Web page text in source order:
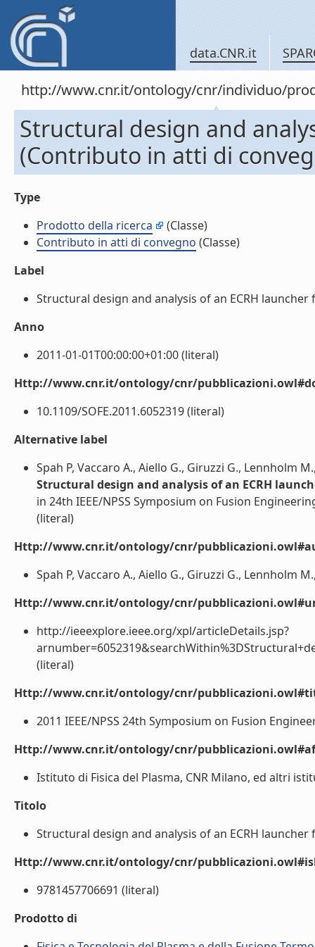
data.CNR.it
http://www.cnr.it/ontology/cnr/individuo/
Structural design and
(Contributo in atti di
Type
Prodotto della ricerca
(Classe)
Contributo in atti di convegno (Classe)
Label
Structural design and analysis of an ECRH
Anno
2011-01-01T00:00:00+01:00 (literal)
Http://www.cnr.it/ontology/cnr/
10.1109/SOFE.2011.6052319 (literal)
Alternative label
Spah P, Vaccaro A., Aiello G., Giruzzi G., Lennholm
Structural design and analysis of an ECRH
in 24th IEEE/NPSS Symposium on Fusion
(literal)
Http://www.cnr.it/ontology/cnr/
Spah P, Vaccaro A., Aiello G., Giruzzi G., Lennholm
Http://www.cnr.it/ontology/cnr/
http://ieeexplore.ieee.org/xpl/articleDetails.jsp?
(literal)
Http://www.cnr.it/ontology/cnr/
2011 IEEE/NPSS 24th Symposium on Fusion
Http://www.cnr.it/ontology/cnr/
Istituto di Fisica del Plasma, CNR Milano, ed altri
Titolo
Structural design and analysis of an ECRH launcher
Http://www.cnr.it/ontology/cnr/
9781457706691 (literal)
Prodotto di